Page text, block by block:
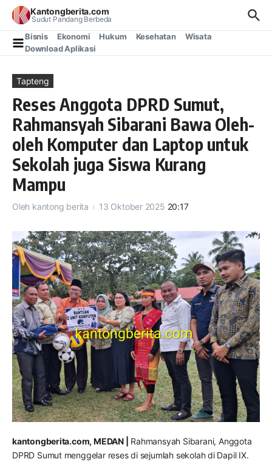
Lewati ke konten
Kantongberita.com
Sudut Pandang Berbeda
Bisnis Ekonomi Hukum Kesehatan
Wisata
Download Aplikasi
Tapteng
Reses Anggota DPRD Sumut,
Rahmansyah Sibarani Bawa Oleh-
oleh Komputer dan Laptop untuk
Sekolah juga Siswa Kurang
Mampu
Oleh kantong berita 13 Oktober 2025 20:17
kantongberita.com, MEDAN |
Rahmansyah Sibarani, Anggota
DPRD Sumut menggelar reses di sejumlah sekolah di Dapil IX.